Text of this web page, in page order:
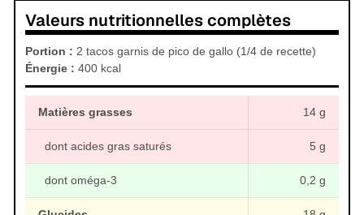
Valeurs nutritionnelles complètes
Portion : 2 tacos garnis de pico de gallo (1/4 de recette)
Énergie : 400 kcal
Matières grasses 14 g
dont acides gras saturés 5 g
dont oméga-3 0,2 g